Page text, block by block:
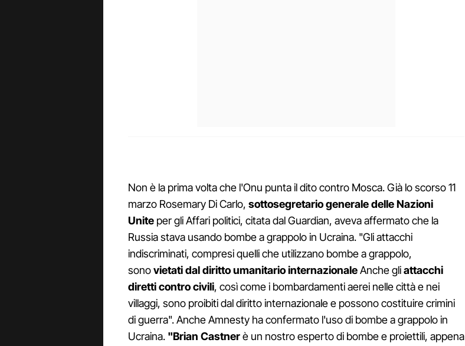
Non è la prima volta che l'Onu punta il dito contro Mosca. Già lo scorso 11
marzo Rosemary Di Carlo, sottosegretario generale delle Nazioni
Unite per gli Affari politici, citata dal Guardian, aveva affermato che la
Russia stava usando bombe a grappolo in Ucraina. "Gli attacchi
indiscriminati, compresi quelli che utilizzano bombe a grappolo,
sonovietati dal diritto umanitario internazionaleAnche gliattacchi
diretti contro civili, così come i bombardamenti aerei nelle città e nei
villaggi, sono proibiti dal diritto internazionale e possono costituire crimini
di guerra". Anche Amnesty ha confermato l'uso di bombe a grappolo in
Ucraina. "Brian Castnerè un nostro esperto di bombe e proiettili, appena